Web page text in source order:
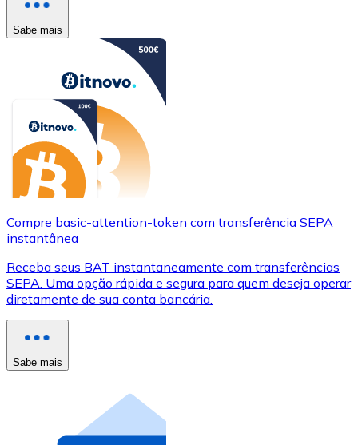
Sabe mais
Compre basic-attention-token com transferência SEPA
instantânea
Receba seus BAT instantaneamente com transferências
SEPA. Uma opção rápida e segura para quem deseja operar
diretamente de sua conta bancária.
Sabe mais